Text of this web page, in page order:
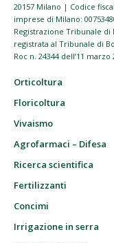
20157 Milano | Codice
imprese di Milano:
Registrazione Tribunale di
registrata al Tribunale di
Roc n. 24344 dell’11 marzo
Orticoltura
Floricoltura
Vivaismo
Agrofarmaci – Difesa
Ricerca scientifica
Fertilizzanti
Concimi
Irrigazione in serra